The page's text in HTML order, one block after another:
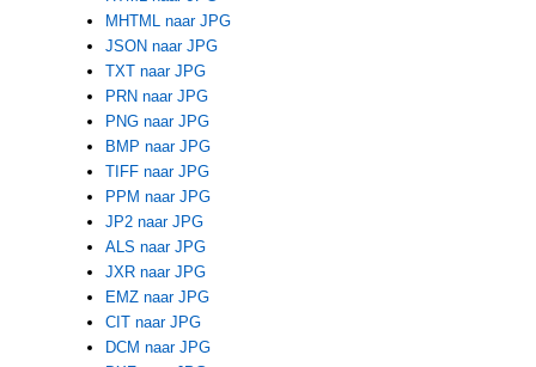
MHTML naar JPG
JSON naar JPG
TXT naar JPG
PRN naar JPG
PNG naar JPG
BMP naar JPG
TIFF naar JPG
PPM naar JPG
JP2 naar JPG
ALS naar JPG
JXR naar JPG
EMZ naar JPG
CIT naar JPG
DCM naar JPG